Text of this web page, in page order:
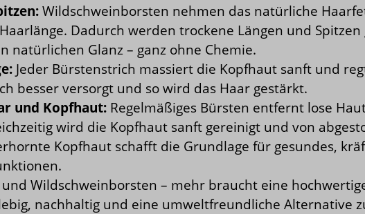
Wildschweinborsten nehmen das natürliche
Dadurch werden trockene Längen und
natürlichen Glanz – ganz ohne Chemie.
Jeder Bürstenstrich massiert die Kopfhaut sanft und
besser versorgt und so wird das Haar gestärkt.
und Kopfhaut: Regelmäßiges Bürsten entfernt lose
wird die Kopfhaut sanft gereinigt und von
Kopfhaut schafft die Grundlage für gesundes,
und Wildschweinborsten – mehr braucht eine
nachhaltig und eine umweltfreundliche Alternative